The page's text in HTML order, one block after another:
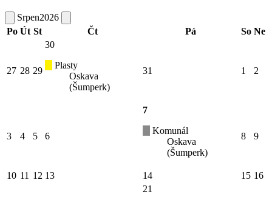
Srpen2026
Po Út St Čt Pá So Ne
27 28 29
30
Plasty
Oskava
(Šumperk)
31 1 2
3 4 5 6
7
Komunál
Oskava
(Šumperk)
8 9
10 11 12 13 14 15 16
21